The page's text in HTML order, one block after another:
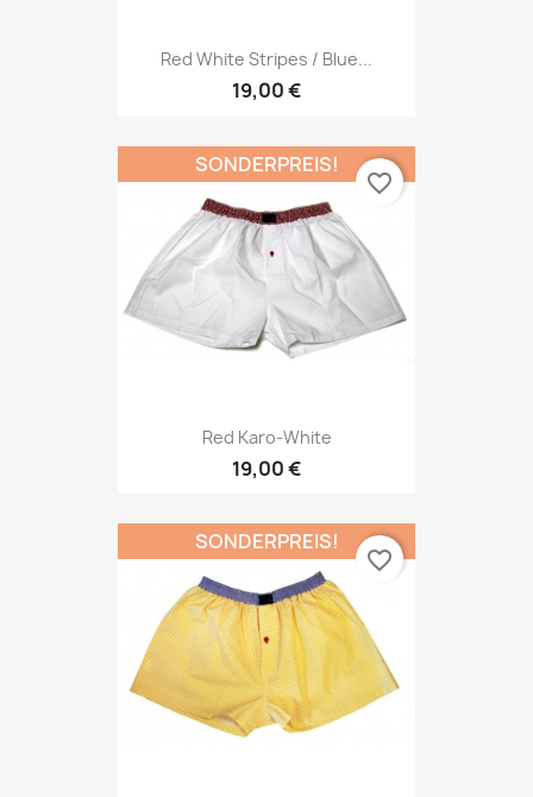
Red White Stripes / Blue...
19,00 €
Red Karo-White
19,00 €
SONDERPREIS!
favorite_border
SONDERPREIS!
favorite_border